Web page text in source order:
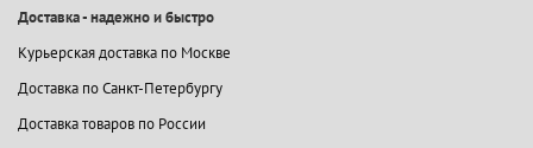
Доставка - надежно и быстро
Курьерская доставка по Москве
Доставка по Санкт-Петербургу
Доставка товаров по России